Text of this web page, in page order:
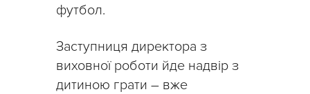
футбол.
Заступниця директора з
виховної роботи йде надвір з
дитиною грати – вже